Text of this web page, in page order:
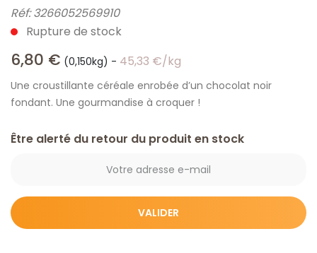
Réf:3266052569910
Rupture de stock
6,80 € (0,150kg) - 45,33 €/kg
Une croustillante céréale enrobée d’un chocolat noir
fondant. Une gourmandise à croquer !
Être alerté du retour du produit en stock